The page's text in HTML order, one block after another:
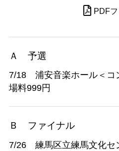
PDF
Ａ 予選
7/18 浦安音楽ホール＜
場料999円
Ｂ ファイナル
7/26 練馬区立練馬文化セ